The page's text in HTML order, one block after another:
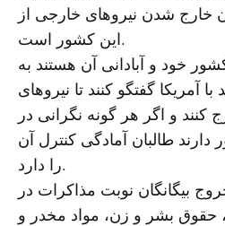
خارج شدن نیروهای خارجی از
این کشور است.
خود و آبادانی آن هستند به
آمریکا گفتگو کنند تا نیروهای
کنند و اگر هر گونه نگرانی در
طالبان آمادگی کنترل آن
را دارد.
بیگانگان نوبت مذاکرات در
بشر و زن، مواد مخدر و